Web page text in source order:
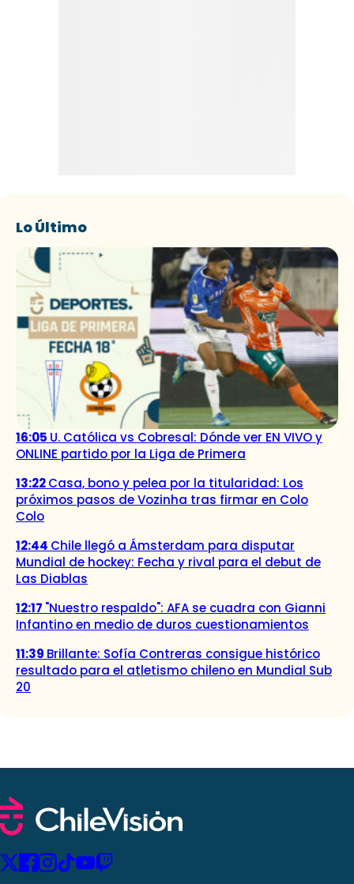
Lo Último
16:05 U. Católica vs Cobresal: Dónde ver EN VIVO y
ONLINE partido por la Liga de Primera
13:22Casa, bono y pelea por la titularidad: Los
próximos pasos de Vozinha tras firmar en Colo
Colo
12:44 Chile llegó a Ámsterdam para disputar
Mundial de hockey: Fecha y rival para el debut de
Las Diablas
12:17 "Nuestro respaldo": AFA se cuadra con Gianni
Infantino en medio de duros cuestionamientos
11:39 Brillante: Sofía Contreras consigue histórico
resultado para el atletismo chileno en Mundial Sub
20